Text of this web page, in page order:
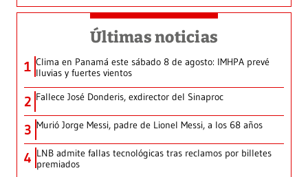
Últimas noticias
1 Clima en Panamá este sábado 8 de agosto: IMHPA prevé
lluvias y fuertes vientos
2 Fallece José Donderis, exdirector del Sinaproc
3 Murió Jorge Messi, padre de Lionel Messi, a los 68 años
4 LNB admite fallas tecnológicas tras reclamos por billetes
premiados